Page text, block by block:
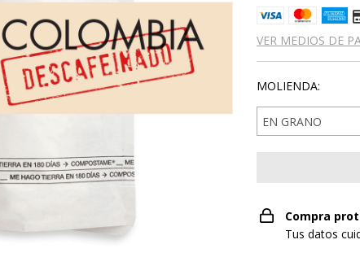
VER MEDIOS DE
MOLIENDA:
Compra
Tus datos